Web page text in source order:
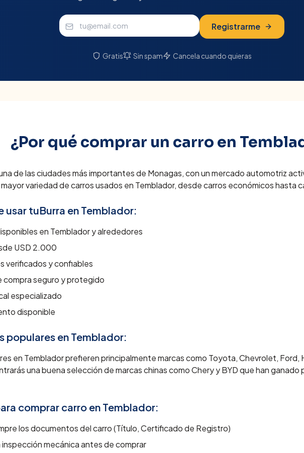
Registrarme
Gratis Sin spam Cancela cuando quieras
¿Por qué comprar un carro en
de las ciudades más importantes de Monagas, con un mercado automotriz
variedad de carros usados en Temblador, desde carros económicos hasta
usar tuBurra en Temblador:
en Tembladory alrededores
USD 2.000
verificados y confiables
compra seguro y protegido
especializado
disponible
populares en Temblador:
en Temblador prefieren principalmente marcas como Toyota, Chevrolet, Ford,
una buena selección de marcas chinas como Chery y BYD que han ganado
comprar carro en Temblador:
los documentos del carro (Título, Certificado de Registro)
inspección mecánica antes de comprar